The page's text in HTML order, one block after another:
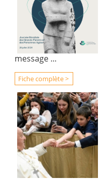
message ...
Fiche complète >